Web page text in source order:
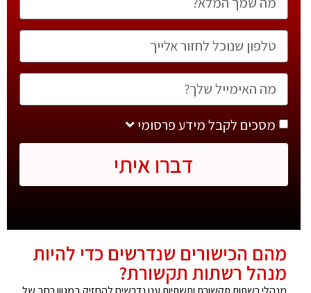
מסכים לקבל מידע פרסומי
דברו איתי
מהם הכישורים שנדרשים כדי להיות
מנהל רשתות תקשורת?